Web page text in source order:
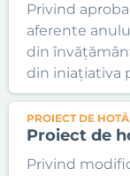
Privind
aferente
din
din iniațiativa
PROIECT DE
Proiect de
Privind